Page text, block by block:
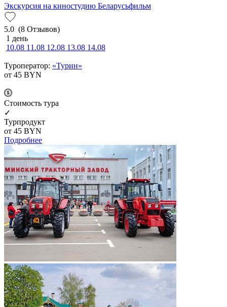
Экскурсия на киностудию Беларусьфильм
5.0 (8 Отзывов)
1 день
10.08 11.08 12.08 13.08 14.08
Туроператор: «Турин»
от 45 BYN
Cтоимость тура
✓
Турпродукт
от 45 BYN
Подробнее